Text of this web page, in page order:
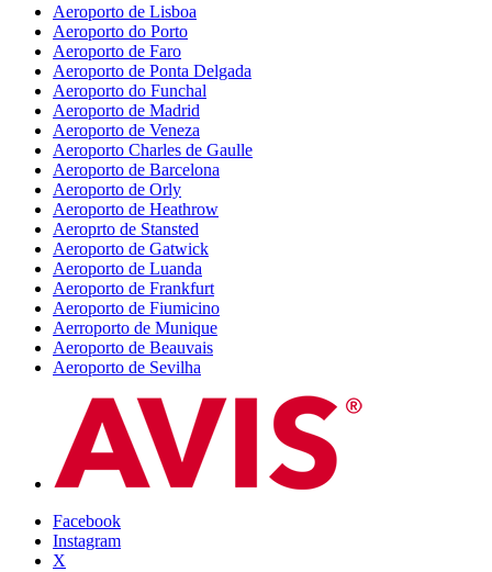
Aeroporto de Lisboa
Aeroporto do Porto
Aeroporto de Faro
Aeroporto de Ponta Delgada
Aeroporto do Funchal
Aeroporto de Madrid
Aeroporto de Veneza
Aeroporto Charles de Gaulle
Aeroporto de Barcelona
Aeroporto de Orly
Aeroporto de Heathrow
Aeroprto de Stansted
Aeroporto de Gatwick
Aeroporto de Luanda
Aeroporto de Frankfurt
Aeroporto de Fiumicino
Aerroporto de Munique
Aeroporto de Beauvais
Aeroporto de Sevilha
Facebook
Instagram
X